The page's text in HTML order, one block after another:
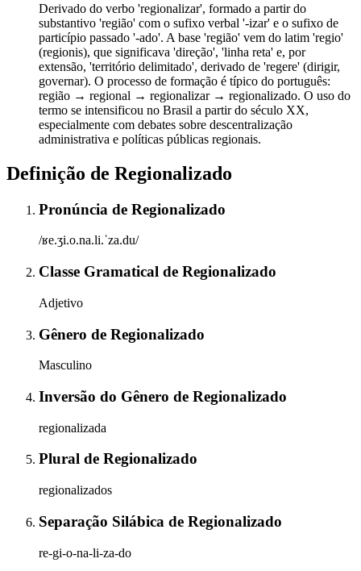
Derivado do verbo 'regionalizar', formado a partir do
substantivo 'região' com o sufixo verbal '-izar' e o sufixo de
particípio passado '-ado'. A base 'região' vem do latim 'regio'
(regionis), que significava 'direção', 'linha reta' e, por
extensão, 'território delimitado', derivado de 'regere' (dirigir,
governar). O processo de formação é típico do português:
região → regional → regionalizar → regionalizado. O uso do
termo se intensificou no Brasil a partir do século XX,
especialmente com debates sobre descentralização
administrativa e políticas públicas regionais.
Definição de Regionalizado
Pronúncia de Regionalizado
/ʁe.ʒi.o.na.li.ˈza.du/
Classe Gramatical de Regionalizado
Adjetivo
Gênero de Regionalizado
Masculino
Inversão do Gênero de Regionalizado
regionalizada
Plural de Regionalizado
regionalizados
Separação Silábica de Regionalizado
re-gi-o-na-li-za-do